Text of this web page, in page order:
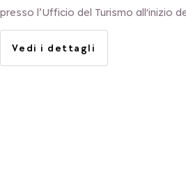
presso l’Ufficio del Turismo all'inizio
Vedi i dettagli